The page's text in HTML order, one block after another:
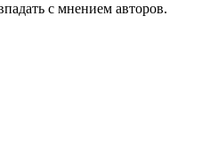
с мнением авторов.